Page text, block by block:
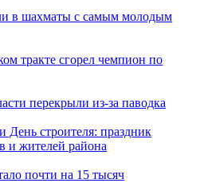
в шахматы с самым молодым
тракте сгорел чемпион по
перекрыли из-за паводка
День строителя: праздник
и жителей района
почти на 15 тысяч